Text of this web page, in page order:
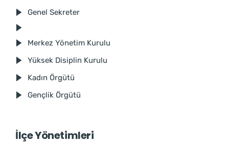
Genel Sekreter
Merkez Yönetim Kurulu
Yüksek Disiplin Kurulu
Kadın Örgütü
Gençlik Örgütü
İlçe Yönetimleri